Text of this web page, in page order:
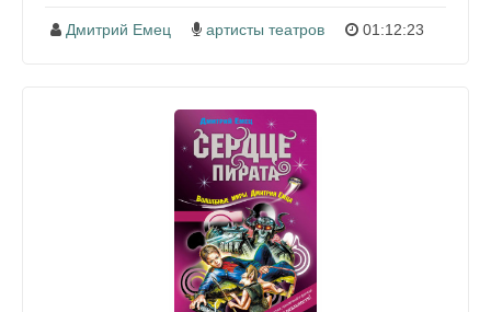
Дмитрий Емец артисты театров 01:12:23